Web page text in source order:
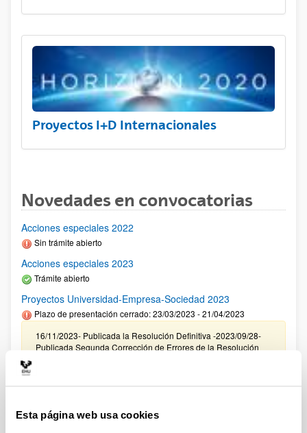
Esta página web usa cookies
Proyectos I+D Internacionales
Novedades en convocatorias
Acciones especiales 2022
Sin trámite abierto
Acciones especiales 2023
Trámite abierto
Proyectos Universidad-Empresa-Sociedad 2023
Plazo de presentación cerrado: 23/03/2023 - 21/04/2023
16/11/2023- Publicada la Resolución Definitiva -2023/09/28-
Publicada Segunda Corrección de Errores de la Resolución